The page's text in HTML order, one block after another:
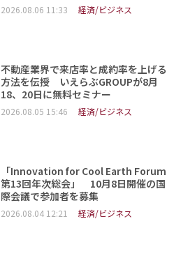
2026.08.06 11:33 経済/ビジネス
不動産業界で来店率と成約率を上げる
方法を伝授 いえらぶGROUPが8月
18、20日に無料セミナー
2026.08.05 15:46 経済/ビジネス
「Innovation for Cool Earth Forum
第13回年次総会」 10月8日開催の国
際会議で参加者を募集
2026.08.04 12:21 経済/ビジネス